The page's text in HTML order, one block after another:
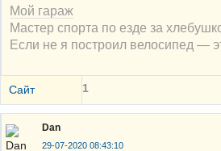
Мой гараж
Мастер спорта по езде за
Если не я построил велосипед —
Сайт 1
Dan
29-07-2020 08:43:10